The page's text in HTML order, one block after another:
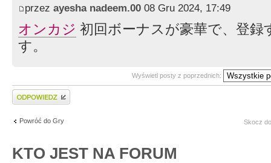
przez ayesha nadeem.00 08 Gru 2024, 17:49
オンカジ 初回ボーナスが豪華で、登
す。
Wyświetl posty z poprzednich:
Wyślij odpowiedź
Powróć do Gry Skocz
KTO JEST NA FORUM